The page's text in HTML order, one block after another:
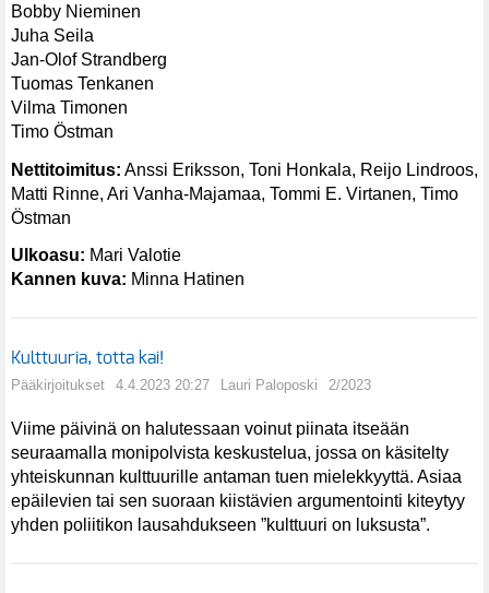
Bobby Nieminen
Juha Seila
Jan-Olof Strandberg
Tuomas Tenkanen
Vilma Timonen
Timo Östman
Nettitoimitus: Anssi Eriksson, Toni Honkala, Reijo Lindroos,
Matti Rinne, Ari Vanha-Majamaa, Tommi E. Virtanen, Timo
Östman
Ulkoasu: Mari Valotie
Kannen kuva: Minna Hatinen
Kulttuuria, totta kai!
Pääkirjoitukset 4.4.2023 20:27 Lauri Paloposki 2/2023
Viime päivinä on halutessaan voinut piinata itseään
seuraamalla monipolvista keskustelua, jossa on käsitelty
yhteiskunnan kulttuurille antaman tuen mielekkyyttä. Asiaa
epäilevien tai sen suoraan kiistävien argumentointi kiteytyy
yhden poliitikon lausahdukseen ”kulttuuri on luksusta”.